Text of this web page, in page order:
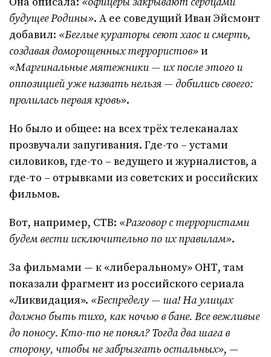
будущее Родины». А ее соведущий Иван Эйсмонт
добавил: «Беглые кураторы сеют хаос и смерть,
создавая доморощенных террористов»и
«Маргинальные мятежники — их после этого и
оппозицией уже назвать нельзя — добились своего:
пролилась первая кровь».
Но было и общее: на всех трёх телеканалах
прозвучали запугивания. Где-то – устами
силовиков, где-то – ведущего и журналистов, а
где-то – отрывками из советских и российских
фильмов.
Вот, например, СТВ: «Разговор с террористами
будем вести исключительно по их правилам».
За фильмами — к «либеральному» ОНТ, там
показали фрагмент из российского сериала
«Ликвидация». «Беспределу — ша! На улицах
должно быть тихо, как ночью в бане. Все вежливые
до поносу. Кто-то не понял? Тогда два шага в
сторону, чтобы не забрызгать остальных», —